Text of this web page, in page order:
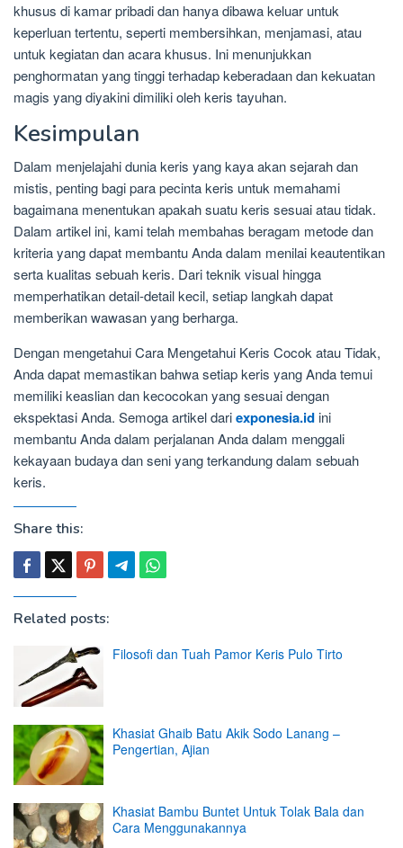
khusus di kamar pribadi dan hanya dibawa keluar untuk
keperluan tertentu, seperti membersihkan, menjamasi, atau
untuk kegiatan dan acara khusus. Ini menunjukkan
penghormatan yang tinggi terhadap keberadaan dan kekuatan
magis yang diyakini dimiliki oleh keris tayuhan.
Kesimpulan
Dalam menjelajahi dunia keris yang kaya akan sejarah dan
mistis, penting bagi para pecinta keris untuk memahami
bagaimana menentukan apakah suatu keris sesuai atau tidak.
Dalam artikel ini, kami telah membahas beragam metode dan
kriteria yang dapat membantu Anda dalam menilai keautentikan
serta kualitas sebuah keris. Dari teknik visual hingga
memperhatikan detail-detail kecil, setiap langkah dapat
memberikan wawasan yang berharga.
Dengan mengetahui Cara Mengetahui Keris Cocok atau Tidak,
Anda dapat memastikan bahwa setiap keris yang Anda temui
memiliki keaslian dan kecocokan yang sesuai dengan
ekspektasi Anda. Semoga artikel dariexponesia.id ini
membantu Anda dalam perjalanan Anda dalam menggali
kekayaan budaya dan seni yang terkandung dalam sebuah
keris.
Share this:
Related posts:
Filosofi dan Tuah Pamor Keris Pulo Tirto
Khasiat Ghaib Batu Akik Sodo Lanang –
Pengertian, Ajian
Khasiat Bambu Buntet Untuk Tolak Bala dan
Cara Menggunakannya